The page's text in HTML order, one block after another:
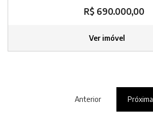
R$ 690.000,00
Ver imóvel
Anterior Próxima